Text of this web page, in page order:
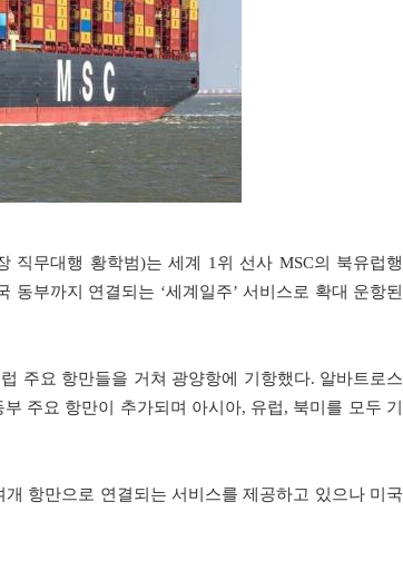
직무대행 황학범)는 세계 1위 선사 MSC의 북유럽행
부까지 연결되는 ‘세계일주’ 서비스로 확대 운항된
주요 항만들을 거쳐 광양항에 기항했다. 알바트로스
주요 항만이 추가되며 아시아, 유럽, 북미를 모두 기
항만으로 연결되는 서비스를 제공하고 있으나 미국